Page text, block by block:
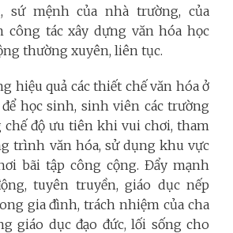
sứ mệnh của nhà trường, của
công tác xây dựng văn hóa học
thường xuyên, liên tục.
hiệu quả các thiết chế văn hóa ở
để học sinh, sinh viên các trường
chế độ ưu tiên khi vui chơi, tham
trình văn hóa, sử dụng khu vực
bãi tập công cộng. Đẩy mạnh
tuyên truyền, giáo dục nếp
gia đình, trách nhiệm của cha
giáo dục đạo đức, lối sống cho